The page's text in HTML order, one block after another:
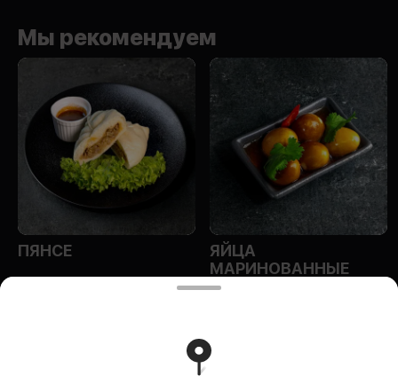
Мы рекомендуем
ПЯНСЕ
ЯЙЦА
МАРИНОВАННЫЕ
ИП Эм Ольга Алексеевна